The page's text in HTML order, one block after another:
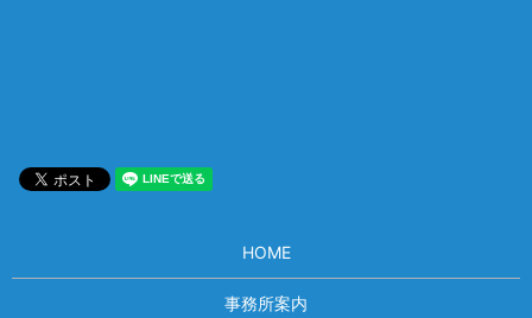
HOME
事務所案内